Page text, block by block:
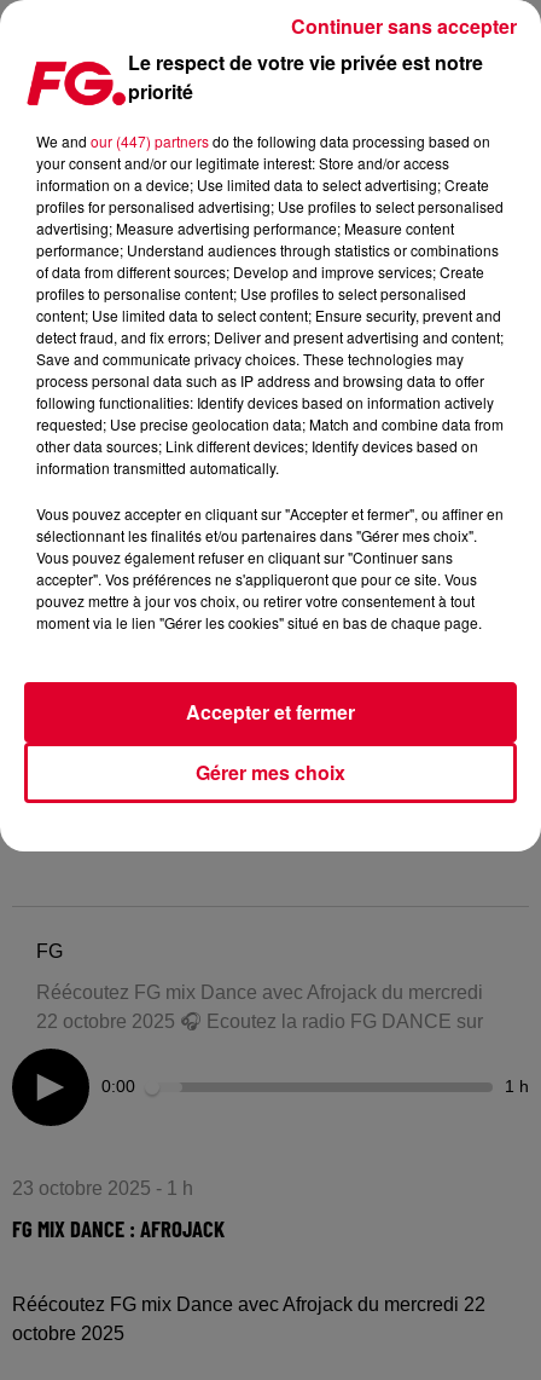
FG MIX DANCE : AFROJACK
FG
Réécoutez FG mix Dance avec Afrojack du mercredi
22 octobre 2025 🎧 Ecoutez la radio FG DANCE sur
0:00 1 h
23 octobre 2025 - 1 h
FG MIX DANCE : AFROJACK
Réécoutez FG mix Dance avec Afrojack du mercredi 22
octobre 2025
Le respect de votre vie privée est notre
priorité
We and our (447) partnersdo the following data processing based on
your consent and/or our legitimate interest: Store and/or access
information on a device; Use limited data to select advertising; Create
profiles for personalised advertising; Use profiles to select personalised
advertising; Measure advertising performance; Measure content
performance; Understand audiences through statistics or combinations
of data from different sources; Develop and improve services; Create
profiles to personalise content; Use profiles to select personalised
content; Use limited data to select content; Ensure security, prevent and
detect fraud, and fix errors; Deliver and present advertising and content;
Save and communicate privacy choices. These technologies may
process personal data such as IP address and browsing data to offer
following functionalities: Identify devices based on information actively
requested; Use precise geolocation data; Match and combine data from
other data sources; Link different devices; Identify devices based on
information transmitted automatically.
Vous pouvez accepter en cliquant sur "Accepter et fermer", ou affiner en
sélectionnant les finalités et/ou partenaires dans "Gérer mes choix".
Vous pouvez également refuser en cliquant sur "Continuer sans
accepter". Vos préférences ne s'appliqueront que pour ce site. Vous
pouvez mettre à jour vos choix, ou retirer votre consentement à tout
moment via le lien "Gérer les cookies" situé en bas de chaque page.
Gérer mes choix
Accepter et fermer
Continuer sans accepter